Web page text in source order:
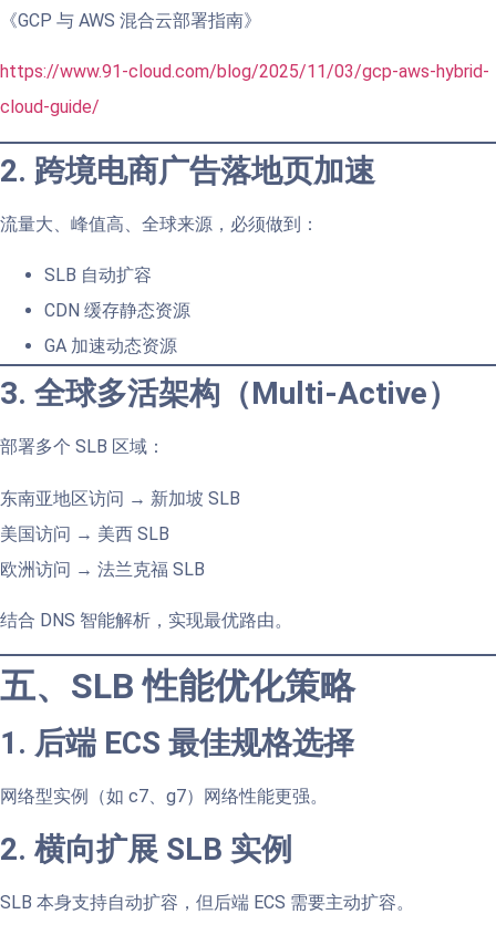
《GCP 与 AWS 混合云部署指南》
https://www.91-cloud.com/blog/2025/11/03/gcp-aws-hybrid-
cloud-guide/
2. 跨境电商广告落地页加速
流量大、峰值高、全球来源，必须做到：
SLB 自动扩容
CDN 缓存静态资源
GA 加速动态资源
3. 全球多活架构（Multi-Active）
部署多个 SLB 区域：
东南亚地区访问 → 新加坡 SLB
美国访问 → 美西 SLB
欧洲访问 → 法兰克福 SLB
结合 DNS 智能解析，实现最优路由。
五、SLB 性能优化策略
1. 后端 ECS 最佳规格选择
网络型实例（如 c7、g7）网络性能更强。
2. 横向扩展 SLB 实例
SLB 本身支持自动扩容，但后端 ECS 需要主动扩容。